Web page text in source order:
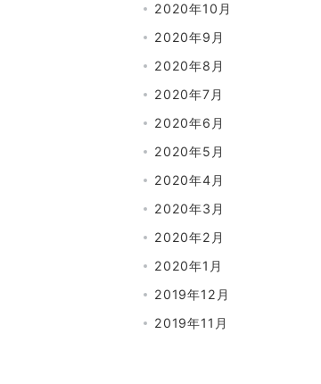
2020年10月
2020年9月
2020年8月
2020年7月
2020年6月
2020年5月
2020年4月
2020年3月
2020年2月
2020年1月
2019年12月
2019年11月